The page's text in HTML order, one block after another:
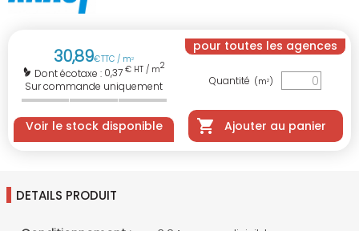
30,89€TTC / m2
Dont écotaxe : 0,37 € HT / m2
Sur commande uniquement
Voir le stock disponible
pour toutes les agences
Quantité (m2)
Ajouter au panier
DETAILS PRODUIT